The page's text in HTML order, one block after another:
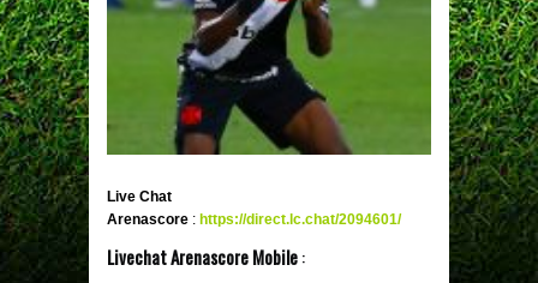
Live Chat
Arenascore : https://direct.lc.chat/2094601/
Livechat Arenascore Mobile: